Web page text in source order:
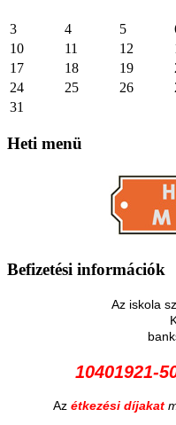
3
4 5
10
11 12
17
18 19
24
25 26
31
Heti menü
Befizetési információk
Az iskola
10401921-
Az étkezési díjakat